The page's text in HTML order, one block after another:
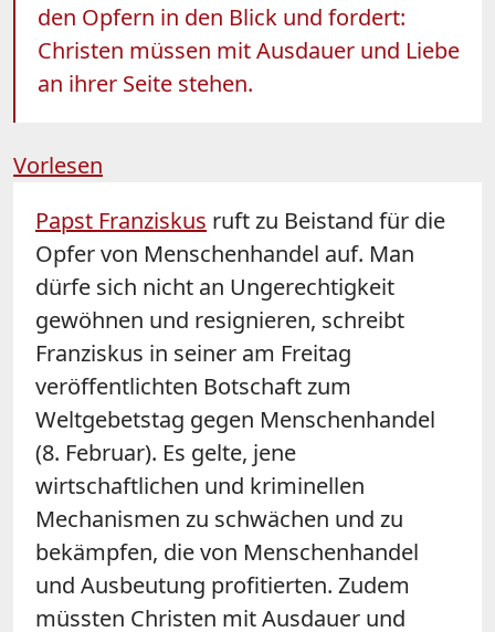
den Opfern in den Blick und fordert:
Christen müssen mit Ausdauer und Liebe
an ihrer Seite stehen.
Vorlesen
Papst Franziskus ruft zu Beistand für die
Opfer von Menschenhandel auf. Man
dürfe sich nicht an Ungerechtigkeit
gewöhnen und resignieren, schreibt
Franziskus in seiner am Freitag
veröffentlichten Botschaft zum
Weltgebetstag gegen Menschenhandel
(8. Februar). Es gelte, jene
wirtschaftlichen und kriminellen
Mechanismen zu schwächen und zu
bekämpfen, die von Menschenhandel
und Ausbeutung profitierten. Zudem
müssten Christen mit Ausdauer und